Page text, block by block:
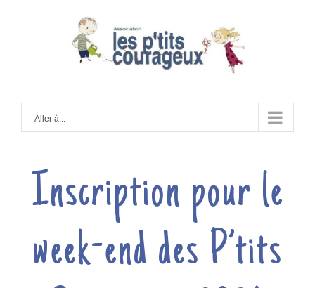
contentAller à...
Inscription pour le
week-end des P’tits